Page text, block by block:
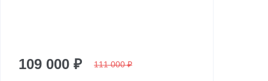
109 000 ₽ 111 000 ₽